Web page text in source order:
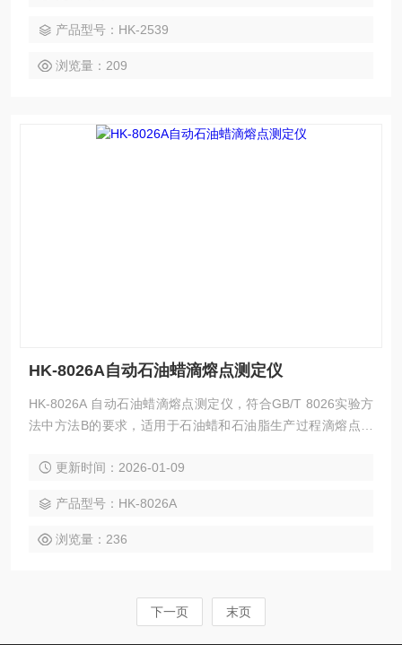
产品型号：HK-2539
浏览量：209
HK-8026A自动石油蜡滴熔点测定仪
HK-8026A 自动石油蜡滴熔点测定仪，符合GB/T 8026实验方
法中方法B的要求，适用于石油蜡和石油脂生产过程滴熔点的
熔点的测定。
更新时间：2026-01-09
产品型号：HK-8026A
浏览量：236
下一页 末页